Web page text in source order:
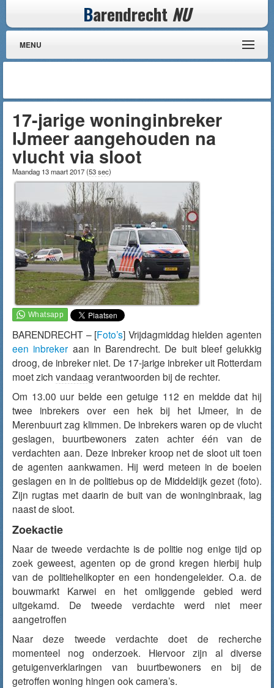
Barendrecht NU
MENU
17-jarige woninginbreker
IJmeer aangehouden na
vlucht via sloot
Maandag 13 maart 2017(53 sec)
BARENDRECHT – [Foto’s] Vrijdagmiddag hielden agenten
een inbreker aan in Barendrecht. De buit bleef gelukkig
droog, de inbreker niet. De 17-jarige inbreker uit Rotterdam
moet zich vandaag verantwoorden bij de rechter.
Om 13.00 uur belde een getuige 112 en meldde dat hij
twee inbrekers over een hek bij het IJmeer, in de
Merenbuurt zag klimmen. De inbrekers waren op de vlucht
geslagen, buurtbewoners zaten achter één van de
verdachten aan. Deze inbreker kroop net de sloot uit toen
de agenten aankwamen. Hij werd meteen in de boeien
geslagen en in de politiebus op de Middeldijk gezet (foto).
Zijn rugtas met daarin de buit van de woninginbraak, lag
naast de sloot.
Zoekactie
Naar de tweede verdachte is de politie nog enige tijd op
zoek geweest, agenten op de grond kregen hierbij hulp
van de politiehelikopter en een hondengeleider. O.a. de
bouwmarkt Karwei en het omliggende gebied werd
uitgekamd. De tweede verdachte werd niet meer
aangetroffen
Naar deze tweede verdachte doet de recherche
momenteel nog onderzoek. Hiervoor zijn al diverse
getuigenverklaringen van buurtbewoners en bij de
getroffen woning hingen ook camera’s.